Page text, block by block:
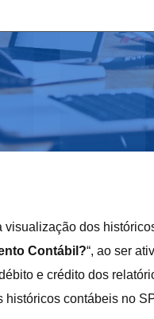
dos
Contábil?“, ao ser
e crédito dos
históricos contábeis no